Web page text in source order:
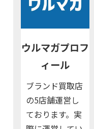
ウルマガプロフ
ィール
ブランド買取店
の5店舗運営し
ております。実